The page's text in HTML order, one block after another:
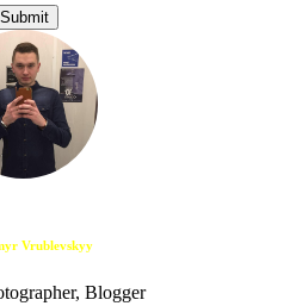
Vrublevskyy
Blogger